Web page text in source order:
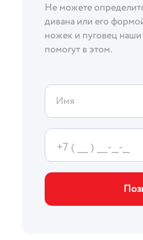
Не можете
дивана или его
ножек и пуговец
помогут в этом.
Имя